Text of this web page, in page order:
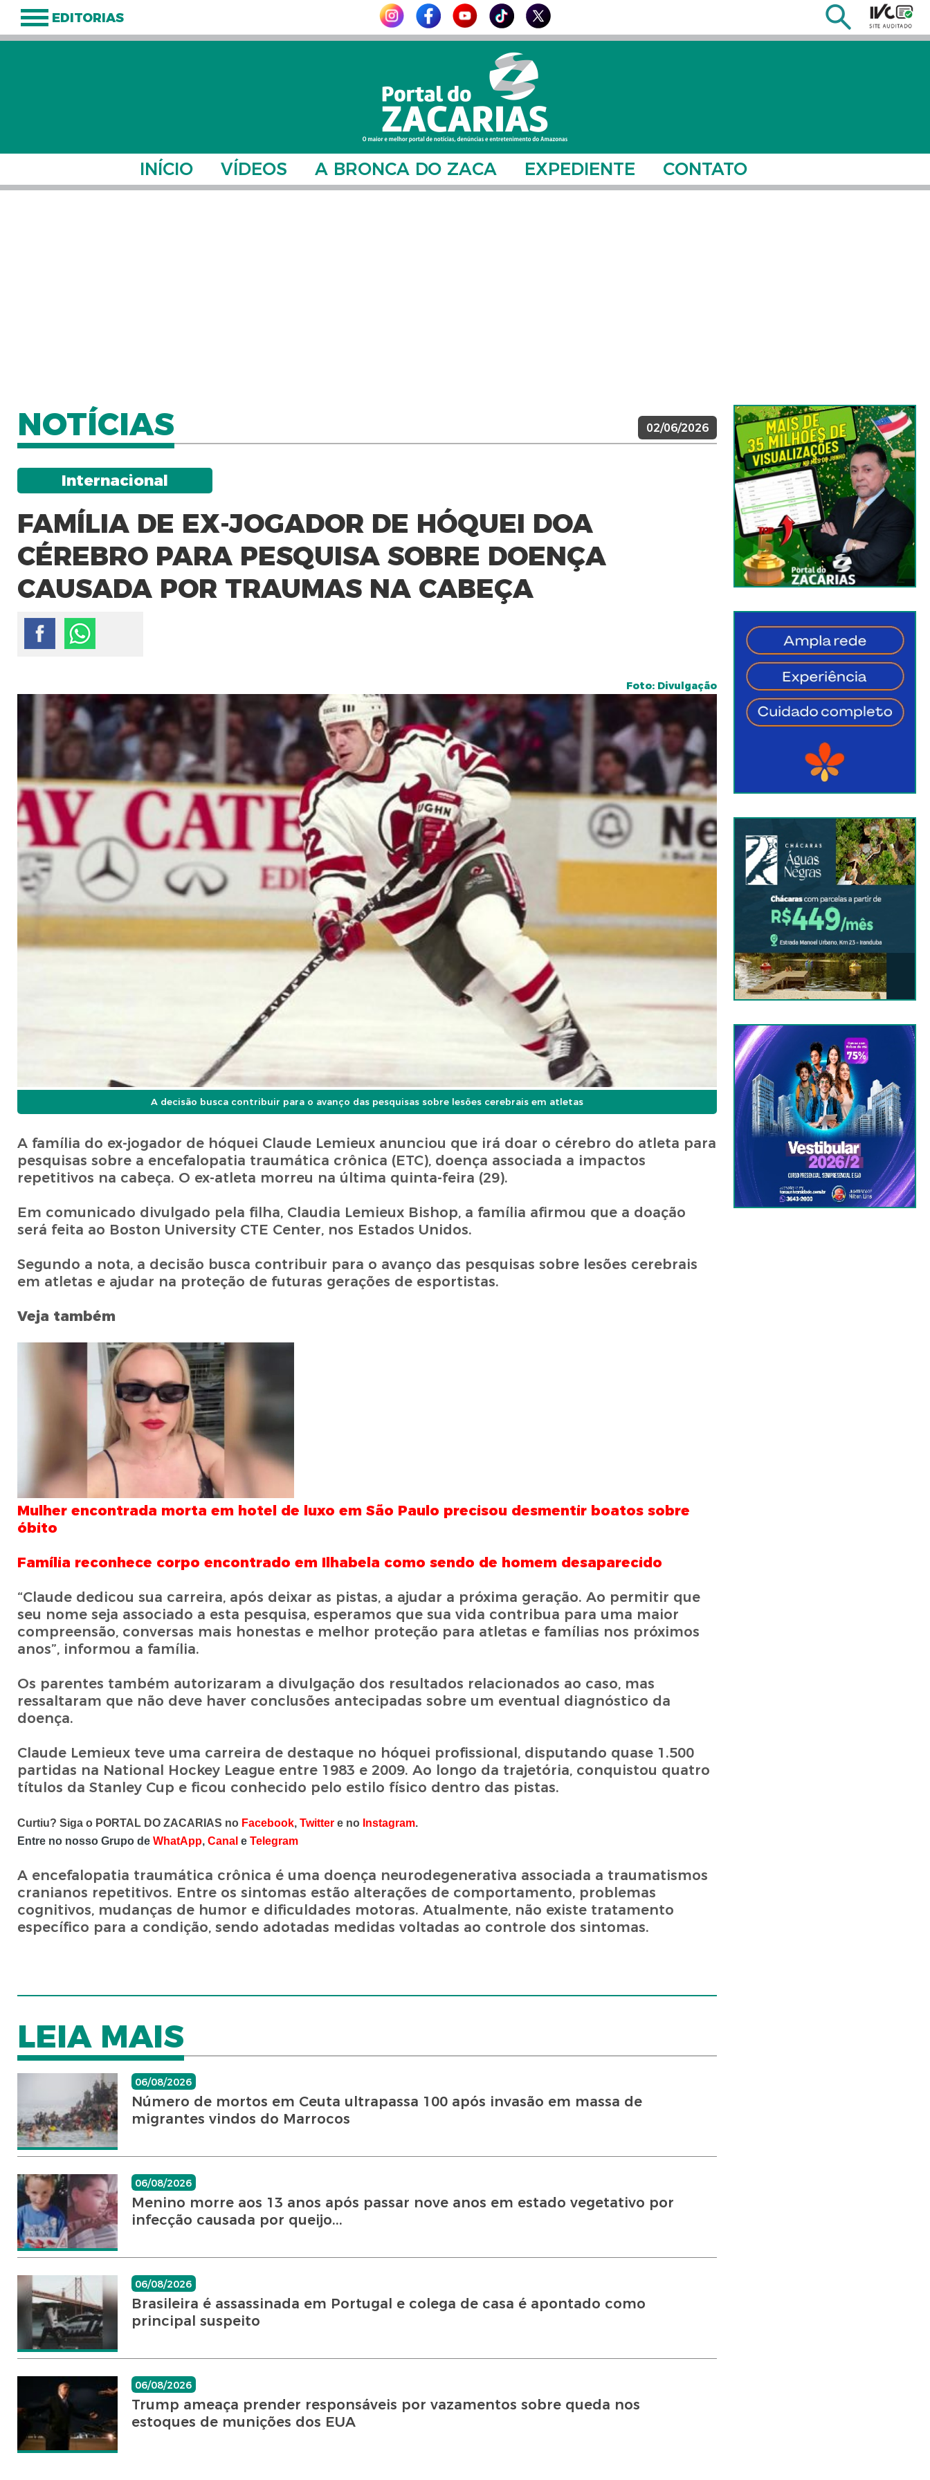
EDITORIAS
INÍCIO VÍDEOS A BRONCA DO ZACA EXPEDIENTE CONTATO
NOTÍCIAS 02/06/2026
Internacional
FAMÍLIA DE EX-JOGADOR DE HÓQUEI DOA
CÉREBRO PARA PESQUISA SOBRE DOENÇA
CAUSADA POR TRAUMAS NA CABEÇA
Foto: Divulgação
A decisão busca contribuir para o avanço das pesquisas sobre lesões cerebrais em atletas
A família do ex-jogador de hóquei Claude Lemieux anunciou que irá doar o cérebro do atleta para
pesquisas sobre a encefalopatia traumática crônica (ETC), doença associada a impactos
repetitivos na cabeça. O ex-atleta morreu na última quinta-feira (29).
Em comunicado divulgado pela filha, Claudia Lemieux Bishop, a família afirmou que a doação
será feita ao Boston University CTE Center, nos Estados Unidos.
Segundo a nota, a decisão busca contribuir para o avanço das pesquisas sobre lesões cerebrais
em atletas e ajudar na proteção de futuras gerações de esportistas.
Veja também
Mulher encontrada morta em hotel de luxo em São Paulo precisou desmentir boatos sobre
óbito
Família reconhece corpo encontrado em Ilhabela como sendo de homem desaparecido
“Claude dedicou sua carreira, após deixar as pistas, a ajudar a próxima geração. Ao permitir que
seu nome seja associado a esta pesquisa, esperamos que sua vida contribua para uma maior
compreensão, conversas mais honestas e melhor proteção para atletas e famílias nos próximos
anos”, informou a família.
Os parentes também autorizaram a divulgação dos resultados relacionados ao caso, mas
ressaltaram que não deve haver conclusões antecipadas sobre um eventual diagnóstico da
doença.
Claude Lemieux teve uma carreira de destaque no hóquei profissional, disputando quase 1.500
partidas na National Hockey League entre 1983 e 2009. Ao longo da trajetória, conquistou quatro
títulos da Stanley Cup e ficou conhecido pelo estilo físico dentro das pistas.
Curtiu? Siga o PORTAL DO ZACARIAS no Facebook, Twittere no Instagram.
Entre no nosso Grupo de WhatApp, Canal e Telegram
A encefalopatia traumática crônica é uma doença neurodegenerativa associada a traumatismos
cranianos repetitivos. Entre os sintomas estão alterações de comportamento, problemas
cognitivos, mudanças de humor e dificuldades motoras. Atualmente, não existe tratamento
específico para a condição, sendo adotadas medidas voltadas ao controle dos sintomas.
LEIA MAIS
06/08/2026
Número de mortos em Ceuta ultrapassa 100 após invasão em massa de
migrantes vindos do Marrocos
06/08/2026
Menino morre aos 13 anos após passar nove anos em estado vegetativo por
infecção causada por queijo...
06/08/2026
Brasileira é assassinada em Portugal e colega de casa é apontado como
principal suspeito
06/08/2026
Trump ameaça prender responsáveis por vazamentos sobre queda nos
estoques de munições dos EUA